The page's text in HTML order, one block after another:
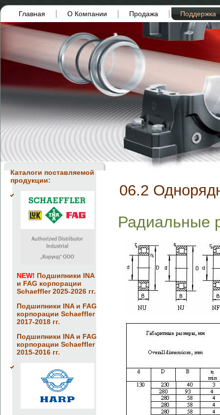
Главная О Компании Продажа Поддержка
Каталоги поставляемой
продукции:
NEW! Подшипники INA
и FAG корпорации
Schaeffler 2025-2026 гг.
Подшипники INA и FAG
корпорации Schaeffler
2017-2018 гг.
Подшипники INA и FAG
корпорации Schaeffler
2015-2016 гг.
06.2
Радиальные